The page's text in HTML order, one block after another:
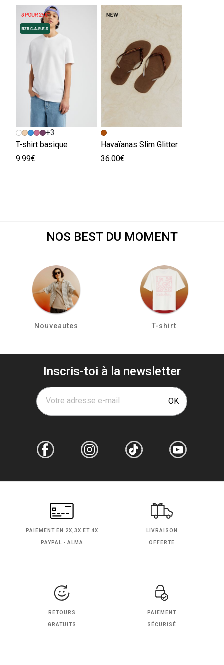
+3
T-shirt basique
9.99€
Havaïanas Slim Glitter
36.00€
NOS BEST DU MOMENT
Nouveautes T-shirt
Inscris-toi à la newsletter
Votre adresse e-mail OK
PAIEMENT EN 2X,3X ET 4X
PAYPAL - ALMA
LIVRAISON
OFFERTE
RETOURS
GRATUITS
PAIEMENT
SÉCURISÉ